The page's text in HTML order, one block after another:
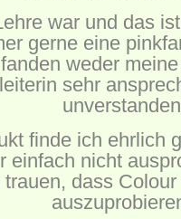
war und das
gerne eine
weder
sehr
finde ich ehrlich
einfach nicht
dass